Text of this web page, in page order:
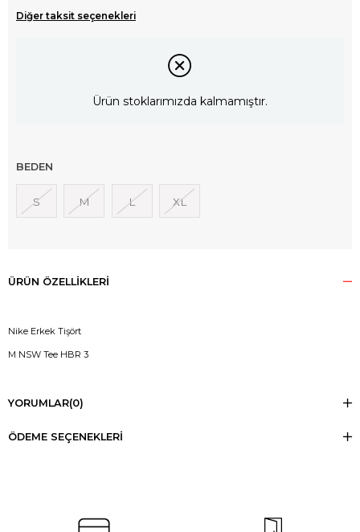
Diğer taksit seçenekleri
Ürün stoklarımızda kalmamıştır.
BEDEN
S M L XL
ÜRÜN ÖZELLIKLERI
Nike Erkek Tişört
M NSW Tee HBR 3
YORUMLAR(0)
ÖDEME SEÇENEKLERI